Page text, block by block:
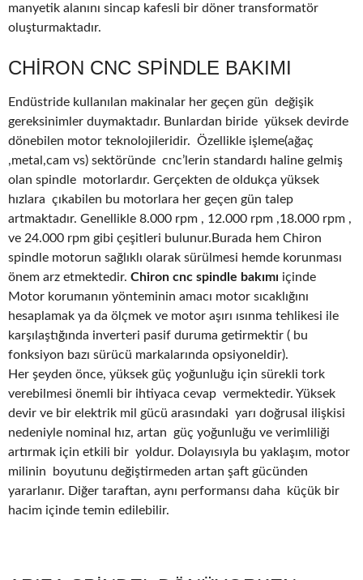
manyetik alanını sincap kafesli bir döner transformatör
oluşturmaktadır.
CHIRON CNC SPINDLE BAKIMI
Endüstride kullanılan makinalar her geçen gün değişik
gereksinimler duymaktadır. Bunlardan biride yüksek devirde
dönebilen motor teknolojileridir. Özellikle işleme(ağaç
,metal,cam vs) sektöründe cnc’lerin standardı haline gelmiş
olan spindle motorlardır. Gerçekten de oldukça yüksek
hızlara çıkabilen bu motorlara her geçen gün talep
artmaktadır. Genellikle 8.000 rpm , 12.000 rpm ,18.000 rpm ,
ve 24.000 rpm gibi çeşitleri bulunur.Burada hem Chiron
spindle motorun sağlıklı olarak sürülmesi hemde korunması
önem arz etmektedir. Chiron cnc spindle bakımı içinde
Motor korumanın yönteminin amacı motor sıcaklığını
hesaplamak ya da ölçmek ve motor aşırı ısınma tehlikesi ile
karşılaştığında inverteri pasif duruma getirmektir ( bu
fonksiyon bazı sürücü markalarında opsiyoneldir).
Her şeyden önce, yüksek güç yoğunluğu için sürekli tork
verebilmesi önemli bir ihtiyaca cevap vermektedir. Yüksek
devir ve bir elektrik mil gücü arasındaki yarı doğrusal ilişkisi
nedeniyle nominal hız, artan güç yoğunluğu ve verimliliği
artırmak için etkili bir yoldur. Dolayısıyla bu yaklaşım, motor
milinin boyutunu değiştirmeden artan şaft gücünden
yararlanır. Diğer taraftan, aynı performansı daha küçük bir
hacim içinde temin edilebilir.